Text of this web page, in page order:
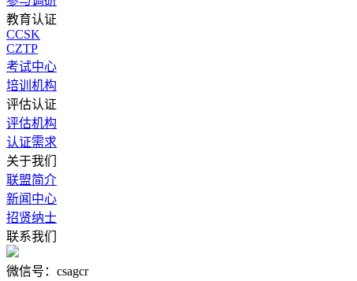
教育认证
CCSK
CZTP
考试中心
培训机构
评估认证
评估机构
认证需求
关于我们
联盟简介
新闻中心
招贤纳士
联系我们
微信号：csagcr